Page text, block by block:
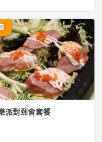
派對到會套餐